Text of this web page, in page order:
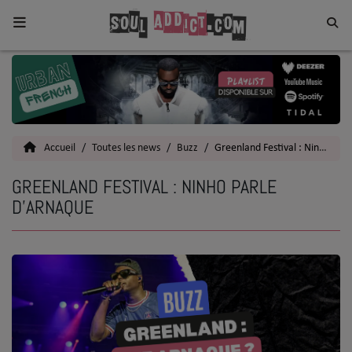
Home
Toutes les News
Actu
Interviews
Accueil Toutes les news Buzz Greenland Festival : Ninho parle d'arnaque
GREENLAND FESTIVAL : NINHO PARLE
D'ARNAQUE